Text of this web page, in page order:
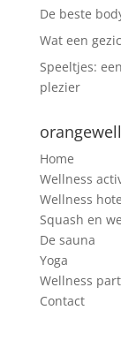
De beste
Wat een
Speeltjes:
plezier
Home
Wellness
Wellness
Squash en
De sauna
Yoga
Wellness
Contact